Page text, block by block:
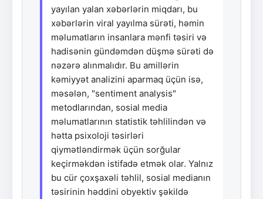
yayılan yalan xəbərlərin miqdarı, bu
xəbərlərin viral yayılma sürəti, həmin
məlumatların insanlara mənfi təsiri və
hadisənin gündəmdən düşmə sürəti də
nəzərə alınmalıdır. Bu amillərin
kəmiyyət analizini aparmaq üçün isə,
məsələn, "sentiment analysis"
metodlarından, sosial media
məlumatlarının statistik təhlilindən və
hətta psixoloji təsirləri
qiymətləndirmək üçün sorğular
keçirməkdən istifadə etmək olar. Yalnız
bu cür çoxşaxəli təhlil, sosial medianın
təsirinin həddini obyektiv şəkildə